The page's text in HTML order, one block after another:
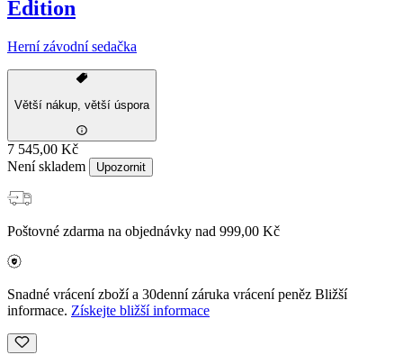
Edition
Herní závodní sedačka
Větší nákup, větší úspora
7 545,00 Kč
Není skladem
Upozornit
Poštovné zdarma na objednávky nad 999,00 Kč
Snadné vrácení zboží a 30denní záruka vrácení peněz Bližší
informace. Získejte bližší informace